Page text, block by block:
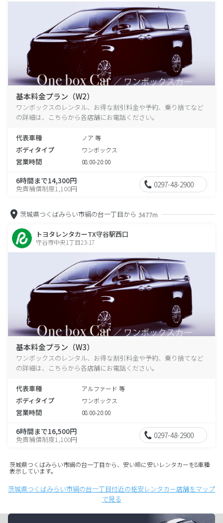
基本料金プラン（W2）
ワンボックスのレンタル、お得な割引料金や予約、乗り捨てなど
の詳細は、こちらから各店舗にお電話ください。
代表車種 ノア 等
ボディタイプ ワンボックス
営業時間 08:00-20:00
6時間まで14,300円
免責補償制度1,100円 0297-48-2900
茨城県つくばみらい市絹の台一丁目から 3477m
トヨタレンタカーTX守谷駅西口
守谷市中央1丁目23-17
基本料金プラン（W3）
ワンボックスのレンタル、お得な割引料金や予約、乗り捨てなど
の詳細は、こちらから各店舗にお電話ください。
代表車種 アルファード 等
ボディタイプ ワンボックス
営業時間 08:00-20:00
6時間まで16,500円
免責補償制度1,100円 0297-48-2900
茨城県つくばみらい市絹の台一丁目から、安い順に安いレンタカーを8車種
表示しています。
茨城県つくばみらい市絹の台一丁目付近の格安レンタカー店舗をマップ
で見る